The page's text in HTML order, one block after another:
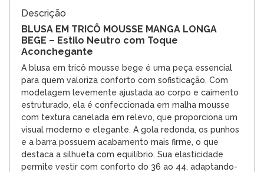
Descrição
BLUSA EM TRICÔ MOUSSE MANGA LONGA
BEGE – Estilo Neutro com Toque
Aconchegante
A blusa em tricô mousse bege é uma peça essencial
para quem valoriza conforto com sofisticação. Com
modelagem levemente ajustada ao corpo e caimento
estruturado, ela é confeccionada em malha mousse
com textura canelada em relevo, que proporciona um
visual moderno e elegante. A gola redonda, os punhos
e a barra possuem acabamento mais firme, o que
destaca a silhueta com equilíbrio. Sua elasticidade
permite vestir com conforto do 36 ao 44, adaptando-